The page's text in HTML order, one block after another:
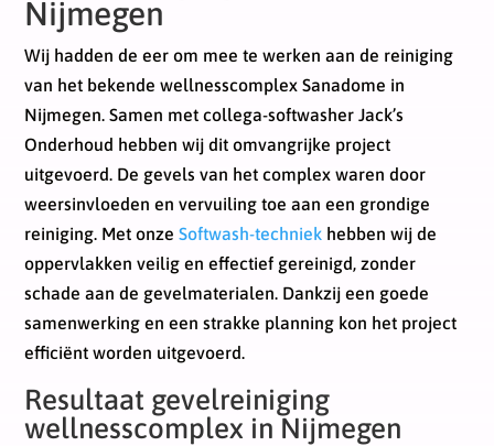
Nijmegen
Wij hadden de eer om mee te werken aan de reiniging
van het bekende wellnesscomplex Sanadome in
Nijmegen. Samen met collega-softwasher Jack’s
Onderhoud hebben wij dit omvangrijke project
uitgevoerd. De gevels van het complex waren door
weersinvloeden en vervuiling toe aan een grondige
reiniging. Met onzeSoftwash-techniek hebben wij de
oppervlakken veilig en effectief gereinigd, zonder
schade aan de gevelmaterialen. Dankzij een goede
samenwerking en een strakke planning kon het project
efficiënt worden uitgevoerd.
Resultaat gevelreiniging
wellnesscomplex in Nijmegen